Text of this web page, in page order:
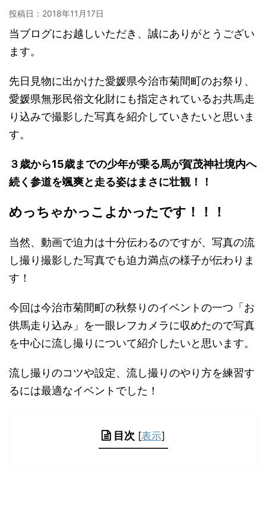
投稿日： 2018年11月17日
当ブログにお越しいただき、誠にありがとうござい
ます。
先日見物に出かけた愛媛県今治市菊間町のお祭り、
愛媛県無形民俗文化財にも指定されているお共馬走
り込みで撮影した写真を紹介していきたいと思いま
す。
３歳から15歳までの少年が乗る馬が賀茂神社境内へ
続く参道を颯爽と走る姿はまさに壮観！！
めっちゃかっこよかったです！！！
当然、動画で迫力は十分伝わるのですが、写真の流
し撮り撮影した写真でも迫力満点の様子が伝わりま
す！
今回は今治市菊間町の秋祭りのイベントの一つ「お
供馬走り込み」を一眼レフカメラに収めたので写真
を中心に流し撮りについて紹介したいと思います。
流し撮りのコツや設定、流し撮りのやり方を練習す
るには最適なイベントでした！
目次 [表示]